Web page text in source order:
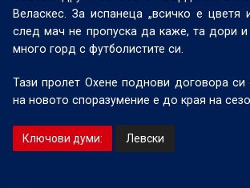
Веласкес. За испанеца „всичко е цветя
след мач не пропуска да каже, та дори
много горд с футболистите си.
Тази пролет Охене поднови договора си
на новото споразумение е до края на
Ключови думи: Левски